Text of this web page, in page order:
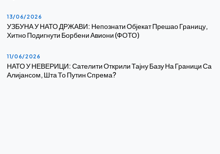
13/06/2026
УЗБУНА У НАТО ДРЖАВИ: Непознати Објекат Прешао Границу,
Хитно Подигнути Борбени Авиони (ФОТО)
11/06/2026
НАТО У НЕВЕРИЦИ: Сателити Открили Тајну Базу На Граници Са
Алијансом, Шта То Путин Спрема?